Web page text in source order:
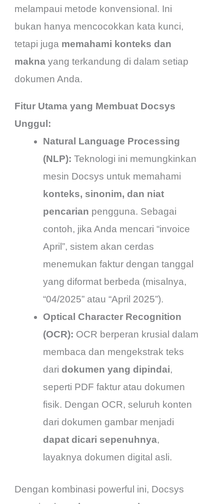
melampaui metode konvensional. Ini
bukan hanya mencocokkan kata kunci,
tetapi juga memahami konteks dan
makna yang terkandung di dalam setiap
dokumen Anda.
Fitur Utama yang Membuat Docsys
Unggul:
Natural Language Processing
(NLP): Teknologi ini memungkinkan
mesin Docsys untuk memahami
konteks, sinonim, dan niat
pencarian pengguna. Sebagai
contoh, jika Anda mencari “invoice
April”, sistem akan cerdas
menemukan faktur dengan tanggal
yang diformat berbeda (misalnya,
“04/2025” atau “April 2025”).
Optical Character Recognition
(OCR): OCR berperan krusial dalam
membaca dan mengekstrak teks
daridokumen yang dipindai,
seperti PDF faktur atau dokumen
fisik. Dengan OCR, seluruh konten
dari dokumen gambar menjadi
dapat dicari sepenuhnya,
layaknya dokumen digital asli.
Dengan kombinasi powerful ini, Docsys